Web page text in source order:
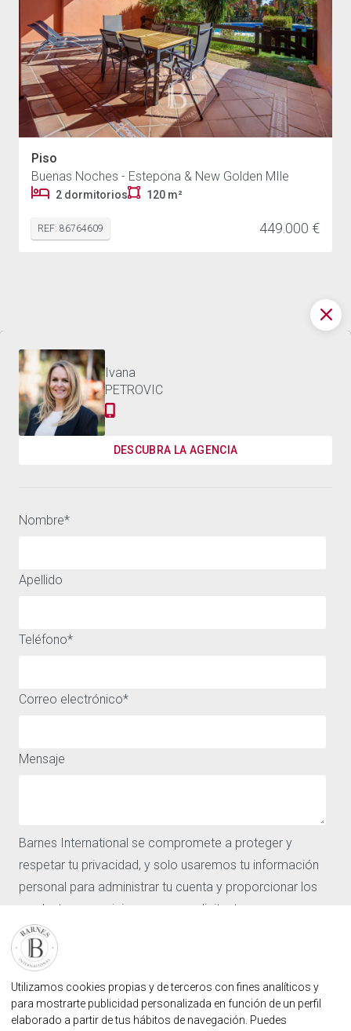
Piso
Buenas Noches - Estepona & New Golden MIle
2 dormitorios 120 m²
REF: 86764609 449.000 €
PISO ESTEPONA - 84 M²
Ivana
PETROVIC
DESCUBRA LA AGENCIA
Nombre*
Apellido
Teléfono*
Correo electrónico*
Mensaje
Barnes International se compromete a proteger y
respetar tu privacidad, y solo usaremos tu información
personal para administrar tu cuenta y proporcionar los
productos y servicios que nos solicitaste.
Acepto recibir otras comunicaciones de Barnes
International.
Al hacer clic en Enviar, aceptas que Barnes International
almacene y procese la información personal
suministrada arriba para proporcionarte el contenido
Alquiler
Noticias
CONTÁCTENOS
Nuestras agencias
Inicio de sesión de usuario
FAQ
ENCUENTRE NUESTRA AGENCIA
AGENCIA INMOBILIARIA BARNES MARBELLA
Utilizamos cookies propias y de terceros con fines analíticos y
para mostrarte publicidad personalizada en función de un perfil
elaborado a partir de tus hábitos de navegación. Puedes